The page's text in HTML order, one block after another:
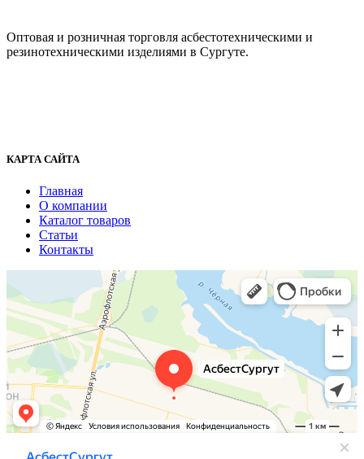
Оптовая и розничная торговля асбестотехническими и
резинотехническими изделиями в Сургуте.
КАРТА САЙТА
Главная
О компании
Каталог товаров
Статьи
Контакты